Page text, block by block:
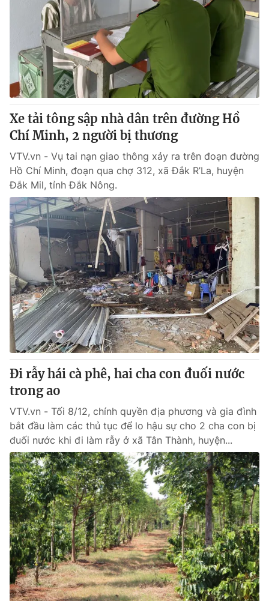
® Cấm sao chép dưới mọi hình thức nếu không có sự chấp
thuận bằng văn bản. Ghi rõ nguồn VTV.vn khi phát hành lại
thông tin từ website này.
Xe tải tông sập nhà dân trên đường Hồ
Chí Minh, 2 người bị thương
VTV.vn - Vụ tai nạn giao thông xảy ra trên đoạn đường
Hồ Chí Minh, đoạn qua chợ 312, xã Đắk R’La, huyện
Đắk Mil, tỉnh Đắk Nông.
Đi rẫy hái cà phê, hai cha con đuối nước
trong ao
VTV.vn - Tối 8/12, chính quyền địa phương và gia đình
bắt đầu làm các thủ tục để lo hậu sự cho 2 cha con bị
đuối nước khi đi làm rẫy ở xã Tân Thành, huyện...